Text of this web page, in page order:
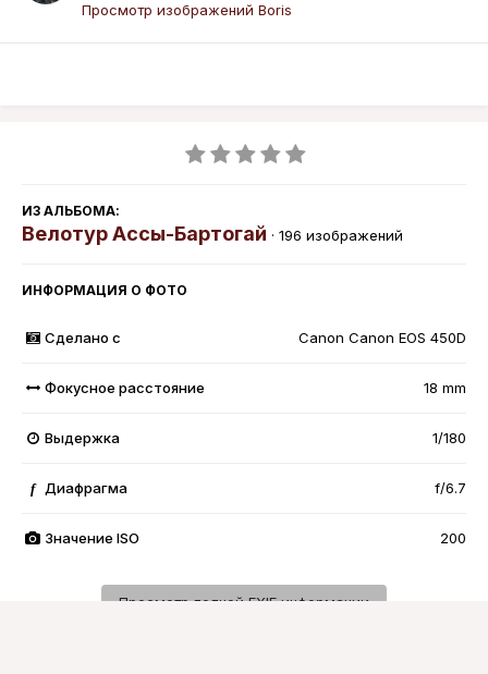
Просмотр изображений Boris
ИЗ АЛЬБОМА:
Велотур Ассы-Бартогай · 196 изображений
ИНФОРМАЦИЯ О ФОТО
Сделано с Canon Canon EOS 450D
Фокусное расстояние 18 mm
Выдержка 1/180
f Диафрагма f/6.7
Значение ISO 200
Просмотр полной EXIF информации